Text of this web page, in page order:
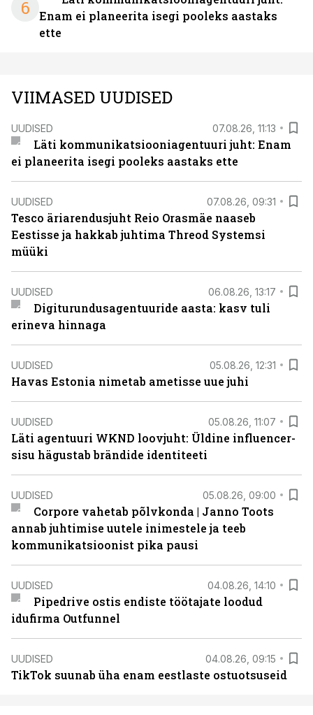
6
Enam ei planeerita isegi pooleks aastaks
ette
VIIMASED UUDISED
UUDISED 07.08.26, 11:13
Läti kommunikatsiooniagentuuri juht: Enam
ei planeerita isegi pooleks aastaks ette
UUDISED 07.08.26, 09:31
Tesco äriarendusjuht Reio Orasmäe naaseb
Eestisse ja hakkab juhtima Threod Systemsi
müüki
UUDISED 06.08.26, 13:17
Digiturundusagentuuride aasta: kasv tuli
erineva hinnaga
UUDISED 05.08.26, 12:31
Havas Estonia nimetab ametisse uue juhi
UUDISED 05.08.26, 11:07
Läti agentuuri WKND loovjuht: Üldine influencer-
sisu hägustab brändide identiteeti
UUDISED 05.08.26, 09:00
Corpore vahetab põlvkonda | Janno Toots
annab juhtimise uutele inimestele ja teeb
kommunikatsioonist pika pausi
UUDISED 04.08.26, 14:10
Pipedrive ostis endiste töötajate loodud
idufirma Outfunnel
UUDISED 04.08.26, 09:15
TikTok suunab üha enam eestlaste ostuotsuseid